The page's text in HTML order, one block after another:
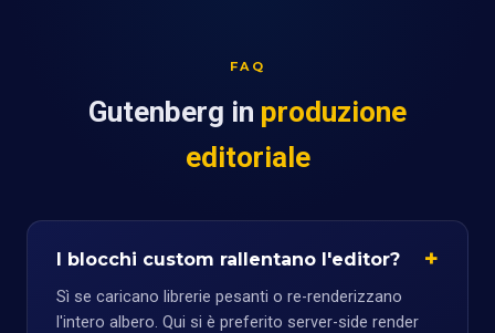
FAQ
Gutenberg in produzione
editoriale
I blocchi custom rallentano l'editor?
Sì se caricano librerie pesanti o re-renderizzano
l'intero albero. Qui si è preferito server-side render